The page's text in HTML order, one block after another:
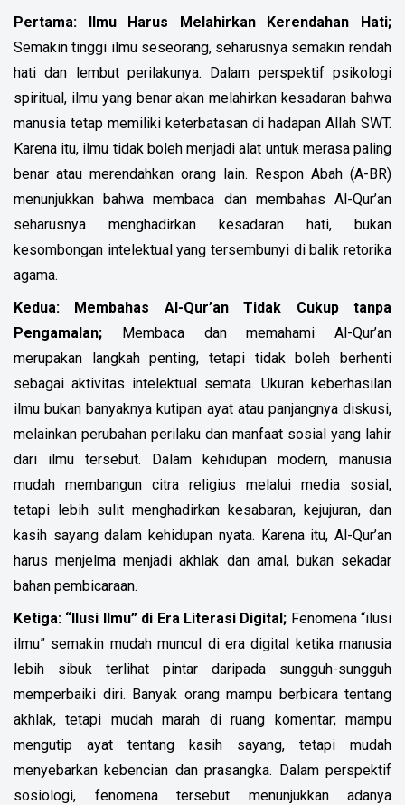
Pertama: Ilmu Harus Melahirkan Kerendahan Hati;
Semakin tinggi ilmu seseorang, seharusnya semakin rendah
hati dan lembut perilakunya. Dalam perspektif psikologi
spiritual, ilmu yang benar akan melahirkan kesadaran bahwa
manusia tetap memiliki keterbatasan di hadapan Allah SWT.
Karena itu, ilmu tidak boleh menjadi alat untuk merasa paling
benar atau merendahkan orang lain. Respon Abah (A-BR)
menunjukkan bahwa membaca dan membahas Al-Qur’an
seharusnya menghadirkan kesadaran hati, bukan
kesombongan intelektual yang tersembunyi di balik retorika
agama.
Kedua: Membahas Al-Qur’an Tidak Cukup tanpa
Pengamalan; Membaca dan memahami Al-Qur’an
merupakan langkah penting, tetapi tidak boleh berhenti
sebagai aktivitas intelektual semata. Ukuran keberhasilan
ilmu bukan banyaknya kutipan ayat atau panjangnya diskusi,
melainkan perubahan perilaku dan manfaat sosial yang lahir
dari ilmu tersebut. Dalam kehidupan modern, manusia
mudah membangun citra religius melalui media sosial,
tetapi lebih sulit menghadirkan kesabaran, kejujuran, dan
kasih sayang dalam kehidupan nyata. Karena itu, Al-Qur’an
harus menjelma menjadi akhlak dan amal, bukan sekadar
bahan pembicaraan.
Ketiga: “Ilusi Ilmu” di Era Literasi Digital; Fenomena “ilusi
ilmu” semakin mudah muncul di era digital ketika manusia
lebih sibuk terlihat pintar daripada sungguh-sungguh
memperbaiki diri. Banyak orang mampu berbicara tentang
akhlak, tetapi mudah marah di ruang komentar; mampu
mengutip ayat tentang kasih sayang, tetapi mudah
menyebarkan kebencian dan prasangka. Dalam perspektif
sosiologi, fenomena tersebut menunjukkan adanya